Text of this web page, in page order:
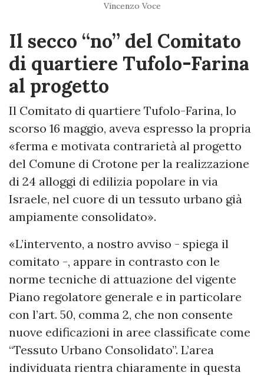
Vincenzo Voce
Il secco “no” del Comitato
di quartiere Tufolo-Farina
al progetto
Il Comitato di quartiere Tufolo-Farina, lo
scorso 16 maggio, aveva espresso la propria
«ferma e motivata contrarietà al progetto
del Comune di Crotone per la realizzazione
di 24 alloggi di edilizia popolare in via
Israele, nel cuore di un tessuto urbano già
ampiamente consolidato».
«L’intervento, a nostro avviso - spiega il
comitato -, appare in contrasto con le
norme tecniche di attuazione del vigente
Piano regolatore generale e in particolare
con l’art. 50, comma 2, che non consente
nuove edificazioni in aree classificate come
“Tessuto Urbano Consolidato”. L’area
individuata rientra chiaramente in questa